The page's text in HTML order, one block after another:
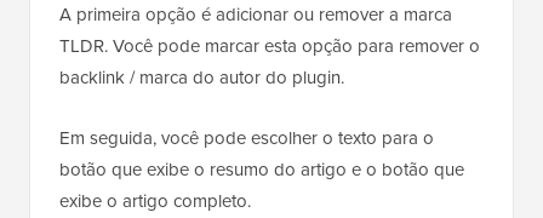
A primeira opção é adicionar ou remover a marca
TLDR. Você pode marcar esta opção para remover o
backlink / marca do autor do plugin.
Em seguida, você pode escolher o texto para o
botão que exibe o resumo do artigo e o botão que
exibe o artigo completo.